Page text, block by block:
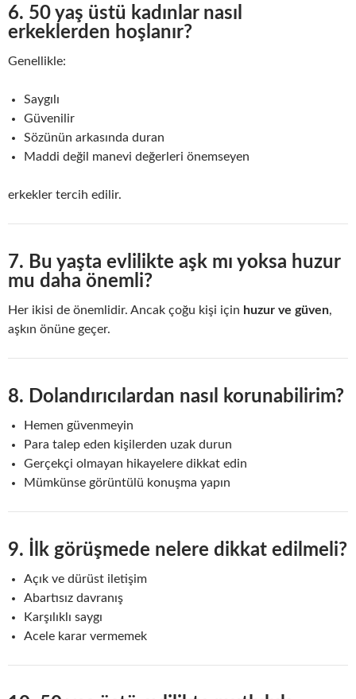
6. 50 yaş üstü kadınlar nasıl
erkeklerden hoşlanır?
Genellikle:
Saygılı
Güvenilir
Sözünün arkasında duran
Maddi değil manevi değerleri önemseyen
erkekler tercih edilir.
7. Bu yaşta evlilikte aşk mı yoksa huzur
mu daha önemli?
Her ikisi de önemlidir. Ancak çoğu kişi için huzur ve güven,
aşkın önüne geçer.
8. Dolandırıcılardan nasıl korunabilirim?
Hemen güvenmeyin
Para talep eden kişilerden uzak durun
Gerçekçi olmayan hikayelere dikkat edin
Mümkünse görüntülü konuşma yapın
9. İlk görüşmede nelere dikkat edilmeli?
Açık ve dürüst iletişim
Abartısız davranış
Karşılıklı saygı
Acele karar vermemek